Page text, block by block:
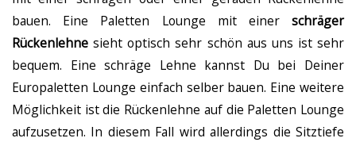
bauen. Eine Paletten Lounge mit einer schräger
Rückenlehne sieht optisch sehr schön aus uns ist sehr
bequem. Eine schräge Lehne kannst Du bei Deiner
Europaletten Lounge einfach selber bauen. Eine weitere
Möglichkeit ist die Rückenlehne auf die Paletten Lounge
aufzusetzen. In diesem Fall wird allerdings die Sitztiefe